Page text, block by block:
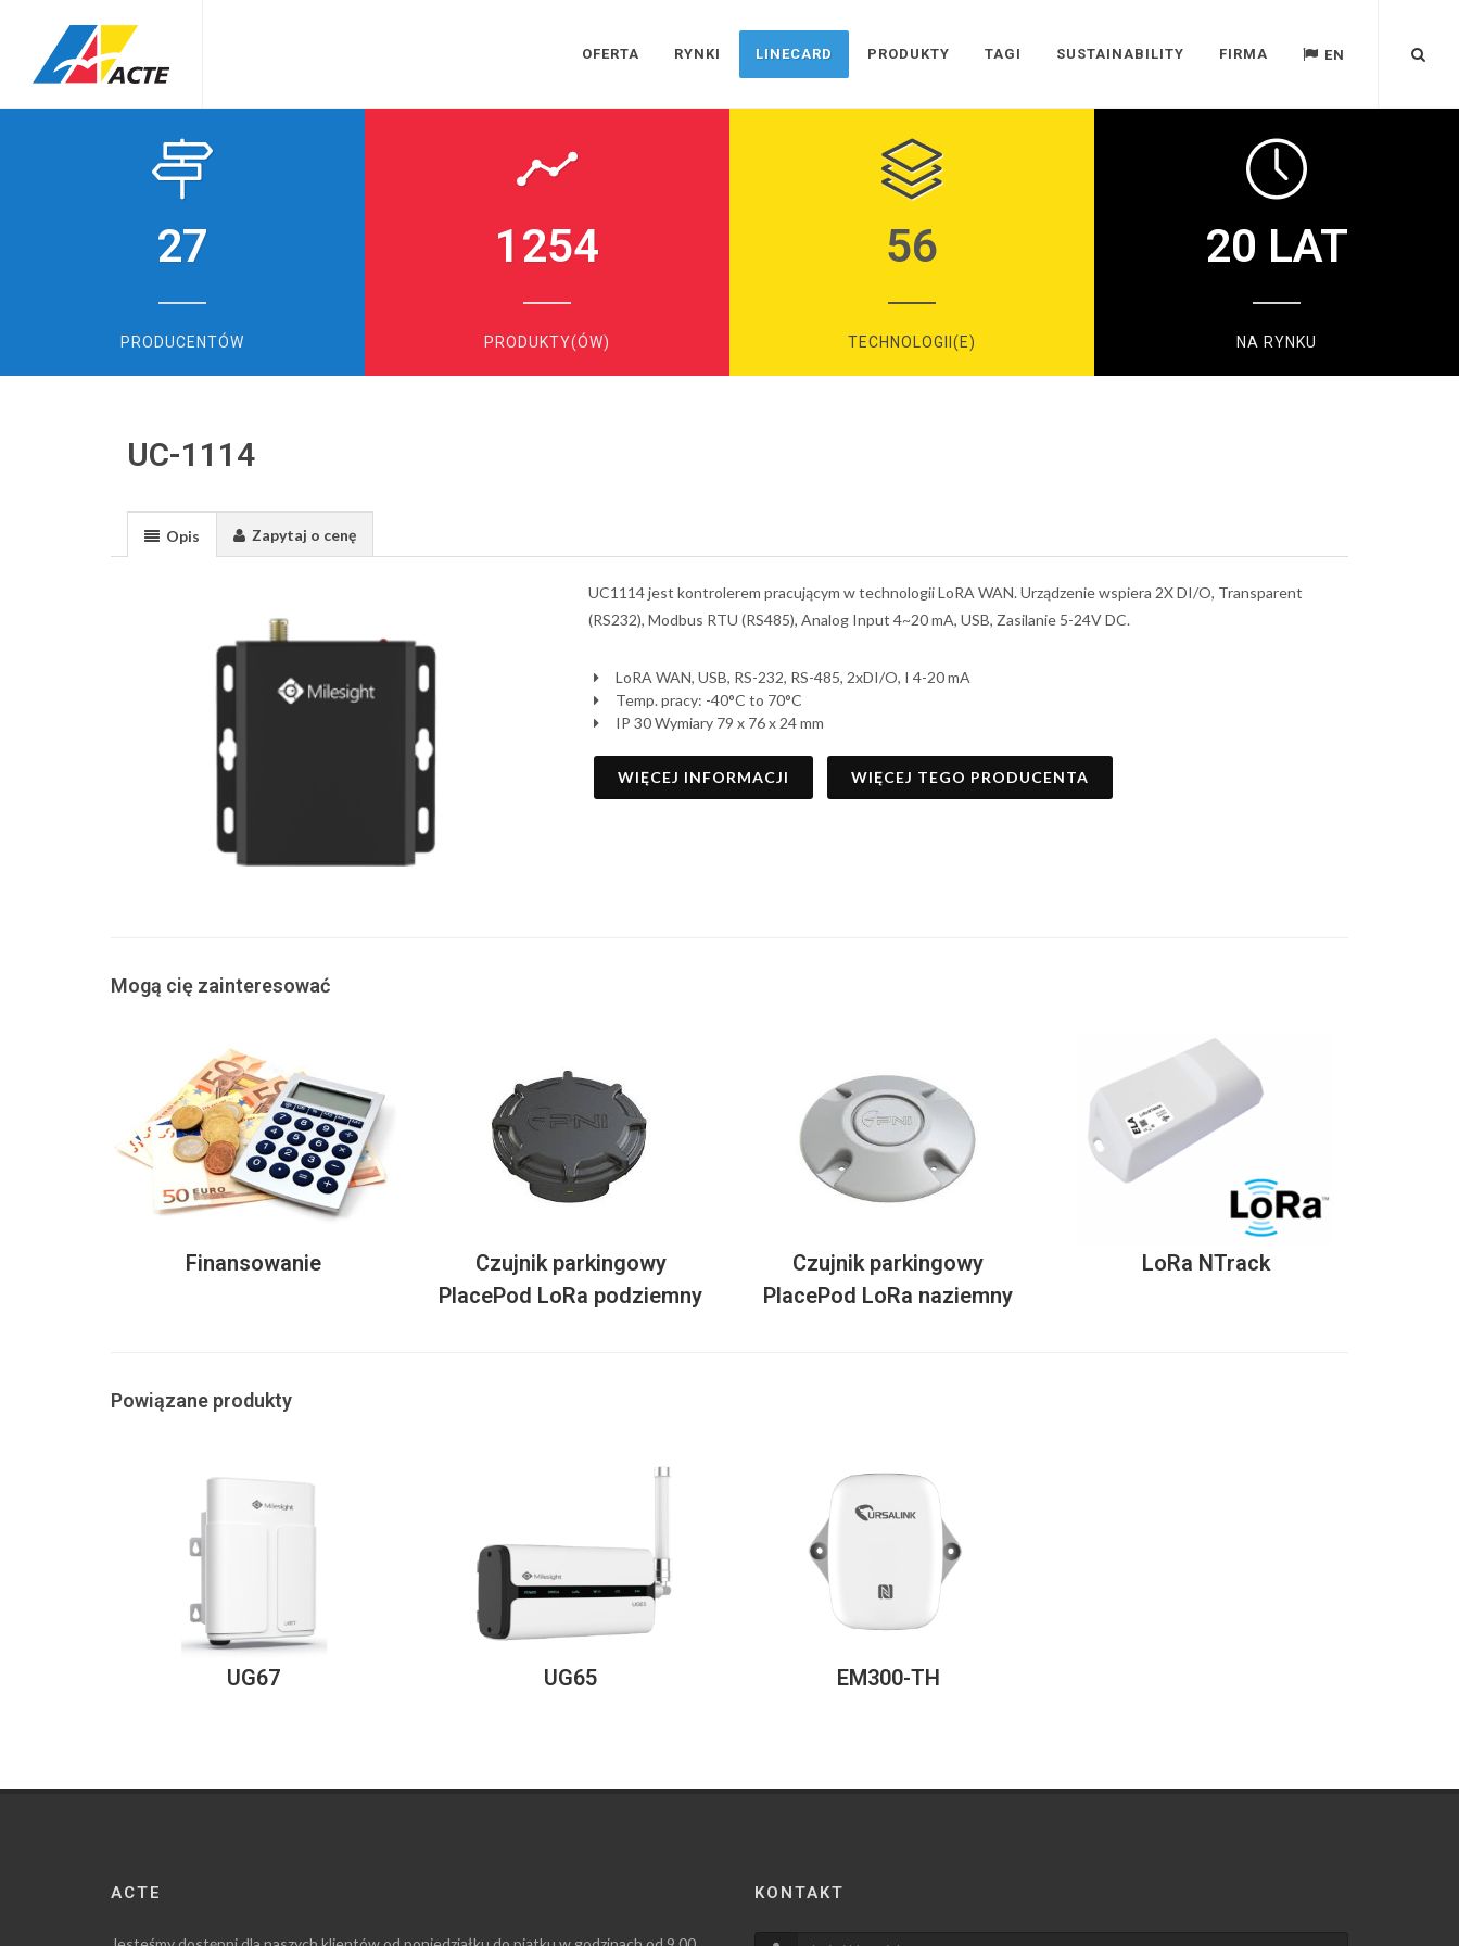
OFERTA RYNKI LINECARD PRODUKTY TAGI SUSTAINABILITY FIRMA EN
27
PRODUCENTÓW
1254
PRODUKTY(ÓW)
56
TECHNOLOGII(E)
20 LAT
NA RYNKU
UC-1114
Opis Zapytaj o cenę
UC1114 jest kontrolerem pracującym w technologii LoRA WAN. Urządzenie wspiera 2X DI/O, Transparent
(RS232), Modbus RTU (RS485), Analog Input 4~20 mA, USB, Zasilanie 5-24V DC.
LoRA WAN, USB, RS-232, RS-485, 2xDI/O, I 4-20 mA
Temp. pracy: -40°C to 70°C
IP 30 Wymiary 79 x 76 x 24 mm
WIĘCEJ INFORMACJI WIĘCEJ TEGO PRODUCENTA
Mogą cię zainteresować
Finansowanie
Czujnik parkingowy
PlacePod LoRa podziemny
Czujnik parkingowy
PlacePod LoRa naziemny
LoRa NTrack
Powiązane produkty
UG67 UG65 EM300-TH
ACTE KONTAKT